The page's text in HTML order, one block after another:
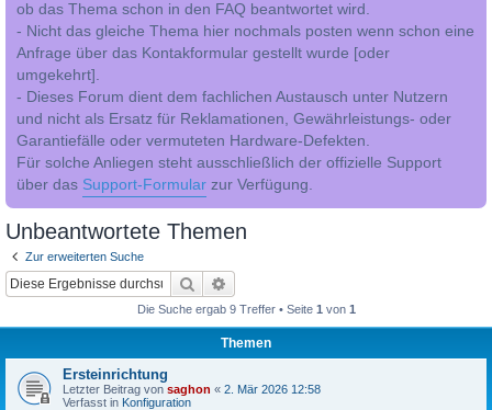
ob das Thema schon in den FAQ beantwortet wird.
- Nicht das gleiche Thema hier nochmals posten wenn schon eine
Anfrage über das Kontakformular gestellt wurde [oder
umgekehrt].
- Dieses Forum dient dem fachlichen Austausch unter Nutzern
und nicht als Ersatz für Reklamationen, Gewährleistungs- oder
Garantiefälle oder vermuteten Hardware-Defekten.
Für solche Anliegen steht ausschließlich der offizielle Support
über das Support-Formular zur Verfügung.
Unbeantwortete Themen
Zur erweiterten Suche
Suche
Die Suche ergab 9 Treffer • Seite 1 von 1
Themen
Ersteinrichtung
Letzter Beitrag von saghon « 2. Mär 2026 12:58
Verfasst in Konfiguration